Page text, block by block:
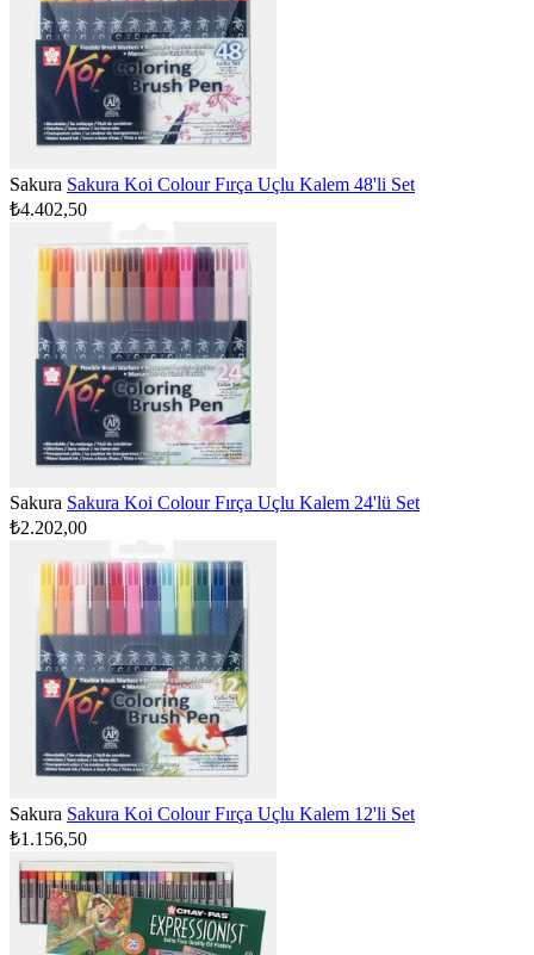
Sakura Sakura Koi Colour Fırça Uçlu Kalem 48'li Set
₺4.402,50
Sakura Sakura Koi Colour Fırça Uçlu Kalem 24'lü Set
₺2.202,00
Sakura Sakura Koi Colour Fırça Uçlu Kalem 12'li Set
₺1.156,50